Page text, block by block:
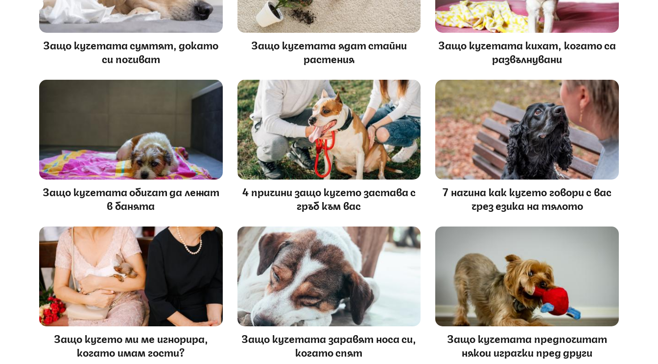
Защо кучетата сумтят, докато
си почиват
Защо кучетата ядат стайни
растения
Защо кучетата кихат, когато са
развълнувани
Защо кучетата обичат да лежат
в банята
4 причини защо кучето застава с
гръб към вас
7 начина как кучето говори с вас
чрез езика на тялото
Защо кучето ми ме игнорира,
когато имам гости?
Защо кучетата заравят носа си,
когато спят
Защо кучетата предпочитат
някои играчки пред други